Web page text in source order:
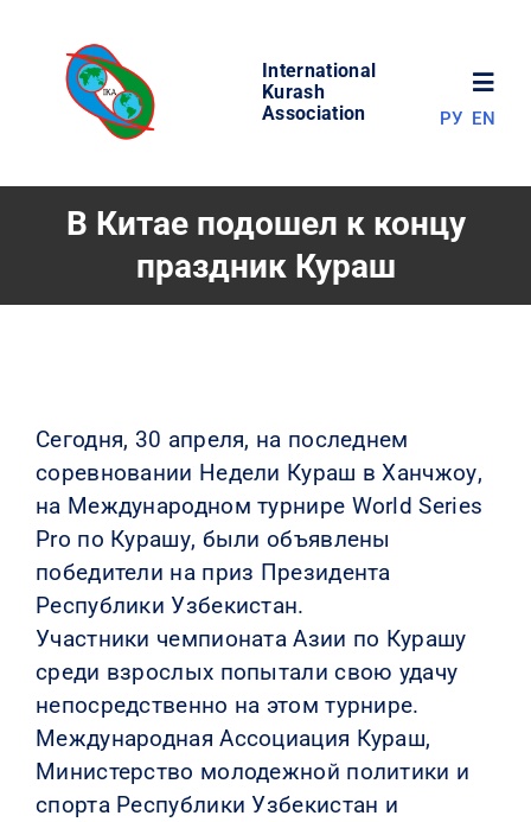
content
International
Kurash
Association
КОНТАКТЫ
РУ EN
В Китае подошел к концу
праздник Кураш
Сегодня, 30 апреля, на последнем
соревновании Недели Кураш в Ханчжоу,
на Международном турнире World Series
Pro по Курашу, были объявлены
победители на приз Президента
Республики Узбекистан.
Участники чемпионата Азии по Курашу
среди взрослых попытали свою удачу
непосредственно на этом турнире.
Международная Ассоциация Кураш,
Министерство молодежной политики и
спорта Республики Узбекистан и